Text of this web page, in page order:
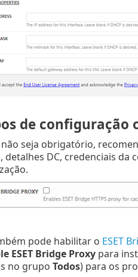
de configuração
seja obrigatório,
detalhes DC, credenciais
pode habilitar o ESET
ESET Bridge Proxypara
no grupo Todos) para os